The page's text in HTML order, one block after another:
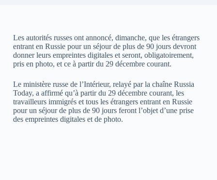
Les autorités russes ont annoncé, dimanche, que les étrangers
entrant en Russie pour un séjour de plus de 90 jours devront
donner leurs empreintes digitales et seront, obligatoirement,
pris en photo, et ce à partir du 29 décembre courant.
Le ministère russe de l’Intérieur, relayé par la chaîne Russia
Today, a affirmé qu’à partir du 29 décembre courant, les
travailleurs immigrés et tous les étrangers entrant en Russie
pour un séjour de plus de 90 jours feront l’objet d’une prise
des empreintes digitales et de photo.